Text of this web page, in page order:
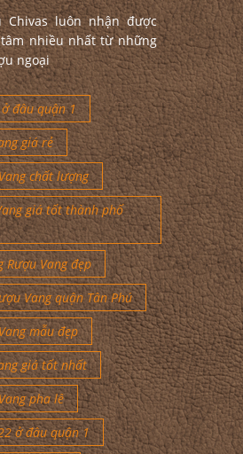
Chivas luôn nhận được
nhiều nhất từ những
ngoại
đâu quận 1
giá rẻ
chất lượng
giá tốt thành phố
Rượu Vang đẹp
Vang quận Tân Phú
mẫu đẹp
giá tốt nhất
pha lê
ở đâu quận 1